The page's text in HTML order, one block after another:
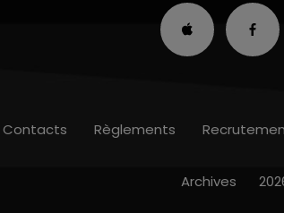
Contacts Règlements
Archives